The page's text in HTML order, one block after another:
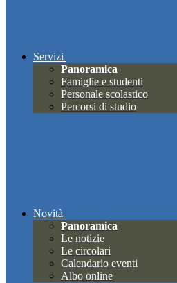
Servizi
Panoramica
Famiglie e studenti
Personale scolastico
Percorsi di studio
Novità
Panoramica
Le notizie
Le circolari
Calendario eventi
Albo online